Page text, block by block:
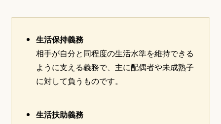
生活保持義務
相手が自分と同程度の生活水準を維持できる
ように支える義務で、主に配偶者や未成熟子
に対して負うものです。
生活扶助義務